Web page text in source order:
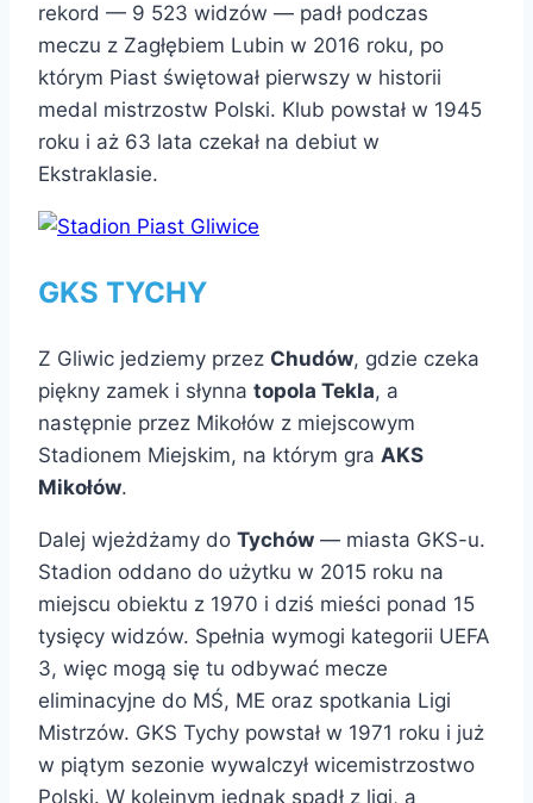
rekord — 9 523 widzów — padł podczas
meczu z Zagłębiem Lubin w 2016 roku, po
którym Piast świętował pierwszy w historii
medal mistrzostw Polski. Klub powstał w 1945
roku i aż 63 lata czekał na debiut w
Ekstraklasie.
GKS TYCHY
Z Gliwic jedziemy przez Chudów, gdzie czeka
piękny zamek i słynna topola Tekla, a
następnie przez Mikołów z miejscowym
Stadionem Miejskim, na którym gra AKS
Mikołów.
Dalej wjeżdżamy do Tychów — miasta GKS-u.
Stadion oddano do użytku w 2015 roku na
miejscu obiektu z 1970 i dziś mieści ponad 15
tysięcy widzów. Spełnia wymogi kategorii UEFA
3, więc mogą się tu odbywać mecze
eliminacyjne do MŚ, ME oraz spotkania Ligi
Mistrzów. GKS Tychy powstał w 1971 roku i już
w piątym sezonie wywalczył wicemistrzostwo
Polski. W kolejnym jednak spadł z ligi, a